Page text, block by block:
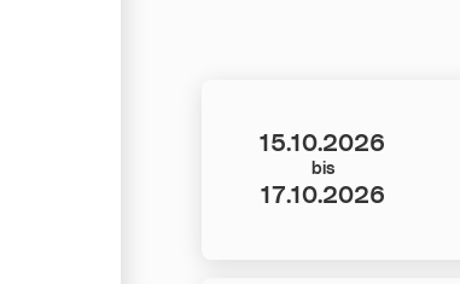
Datum:
15.10.2026
bis
17.10.2026